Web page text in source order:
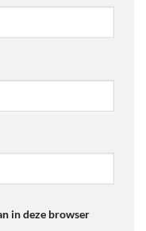
in deze browser